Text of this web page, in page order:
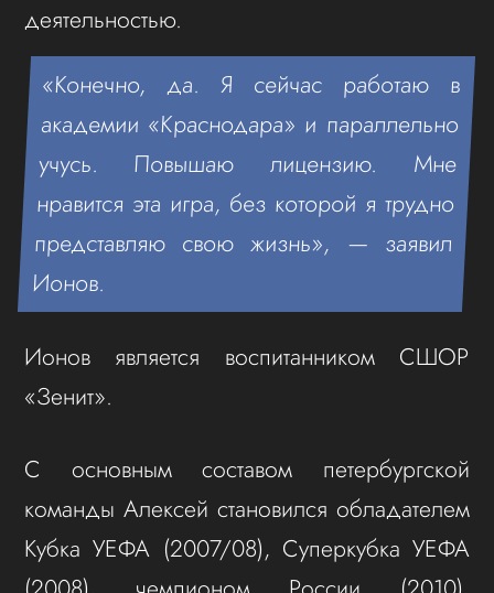
деятельностью.
«Конечно, да. Я сейчас работаю в
академии «Краснодара» и параллельно
учусь. Повышаю лицензию. Мне
нравится эта игра, без которой я трудно
представляю свою жизнь», — заявил
Ионов.
Ионов является воспитанником СШОР
«Зенит».
С основным составом петербургской
команды Алексей становился обладателем
Кубка УЕФА (2007/08), Суперкубка УЕФА